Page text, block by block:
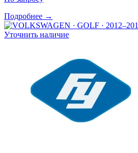
Подробнее →
Уточнить наличие